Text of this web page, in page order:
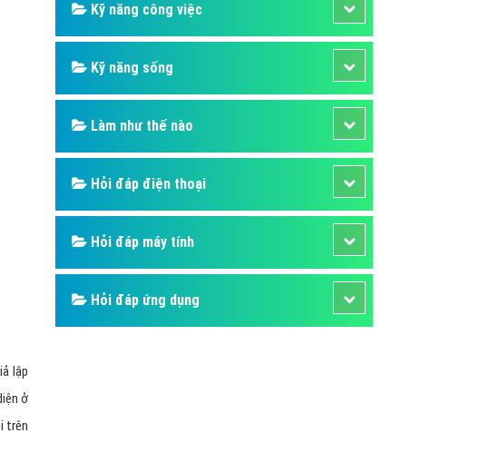
lập
ở
trên
Kỹ năng công việc
Kỹ năng sống
Làm như thế nào
Hỏi đáp điện thoại
Hỏi đáp máy tính
Hỏi đáp ứng dụng